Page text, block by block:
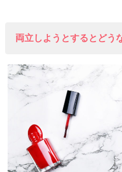
両立しようとするとどう